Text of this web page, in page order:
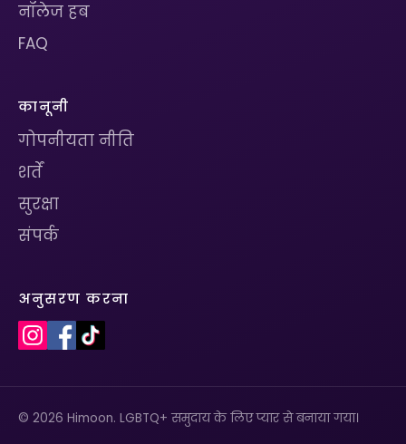
नॉलेज हब
FAQ
कानूनी
गोपनीयता नीति
शर्तें
सुरक्षा
संपर्क
अनुसरण करना
© 2026 Himoon. LGBTQ+ समुदाय के लिए प्यार से बनाया गया।